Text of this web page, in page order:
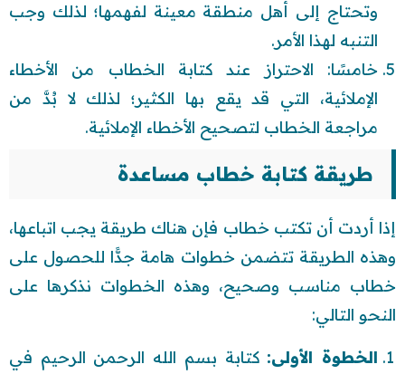
وتحتاج إلى أهل منطقة معينة لفهمها؛ لذلك وجب
التنبه لهذا الأمر.
خامسًا: الاحتراز عند كتابة الخطاب من الأخطاء
الإملائية، التي قد يقع بها الكثير؛ لذلك لا بُدَّ من
مراجعة الخطاب لتصحيح الأخطاء الإملائية.
طريقة كتابة خطاب مساعدة
إذا أردت أن تكتب خطاب فإن هناك طريقة يجب اتباعها،
وهذه الطريقة تتضمن خطوات هامة جدًّا للحصول على
خطاب مناسب وصحيح، وهذه الخطوات نذكرها على
النحو التالي:
الخطوة الأولى: كتابة بسم الله الرحمن الرحيم في